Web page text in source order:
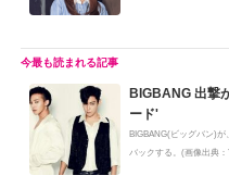
BIGBANG 出撃
ード'
BIGBANG(ビッグバン)
バックする。(画像出典